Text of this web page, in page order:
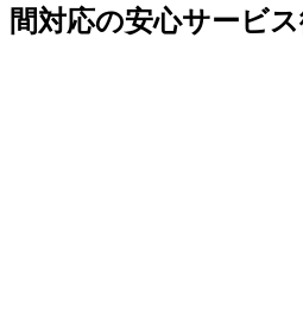
間対応の安心サービ